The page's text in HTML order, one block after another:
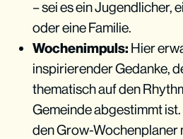
– sei es ein Jugendlicher,
oder eine Familie.
Wochenimpuls: Hier
inspirierender Gedanke,
thematisch auf den
Gemeinde abgestimmt ist.
den Grow-Wochenplaner